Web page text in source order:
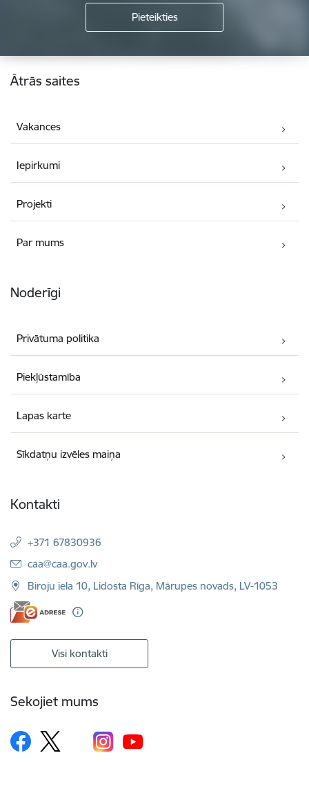
Kājene
Ātrās saites
Vakances
Iepirkumi
Projekti
Par mums
Noderīgi
Privātuma politika
Piekļūstamība
Lapas karte
Sīkdatņu izvēles maiņa
Kontakti
+371 67830936
E-pasts:
caa@caa.gov.lv
Biroju iela 10, Lidosta Rīga, Mārupes novads, LV-1053
Visi kontakti
Sekojiet mums